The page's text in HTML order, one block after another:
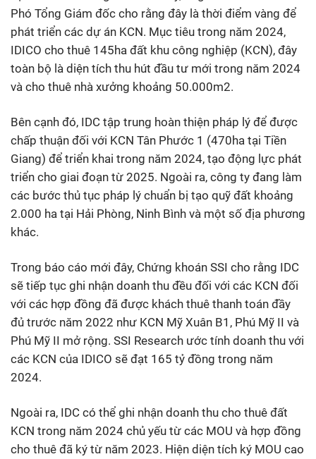
Phó Tổng Giám đốc cho rằng đây là thời điểm vàng để
phát triển các dự án KCN. Mục tiêu trong năm 2024,
IDICO cho thuê 145ha đất khu công nghiệp (KCN), đây
toàn bộ là diện tích thu hút đầu tư mới trong năm 2024
và cho thuê nhà xưởng khoảng 50.000m2.
Bên cạnh đó, IDC tập trung hoàn thiện pháp lý để được
chấp thuận đối với KCN Tân Phước 1 (470ha tại Tiền
Giang) để triển khai trong năm 2024, tạo động lực phát
triển cho giai đoạn từ 2025. Ngoài ra, công ty đang làm
các bước thủ tục pháp lý chuẩn bị tạo quỹ đất khoảng
2.000 ha tại Hải Phòng, Ninh Bình và một số địa phương
khác.
Trong báo cáo mới đây, Chứng khoán SSI cho rằng IDC
sẽ tiếp tục ghi nhận doanh thu đều đối với các KCN đối
với các hợp đồng đã được khách thuê thanh toán đầy
đủ trước năm 2022 như KCN Mỹ Xuân B1, Phú Mỹ II và
Phú Mỹ II mở rộng. SSI Research ước tính doanh thu với
các KCN của IDICO sẽ đạt 165 tỷ đồng trong năm
2024.
Ngoài ra, IDC có thể ghi nhận doanh thu cho thuê đất
KCN trong năm 2024 chủ yếu từ các MOU và hợp đồng
cho thuê đã ký từ năm 2023. Hiện diện tích ký MOU cao